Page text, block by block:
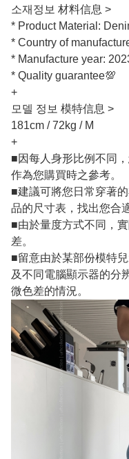
소재정보 材料信息 >
* Product Material:
* Country of
* Manufacture year:
* Quality guarantee💯
+
모델 정보 模特信息 >
181cm / 72kg / M
+
■因每人身形比例不同
作為您購買時之參考。
■建議可將您日常穿著
品的尺寸表，找出您合
■由於量度方式不同，
差。
■留意由於某部份模特
及不同電腦顯示器的分
微色差的情況。